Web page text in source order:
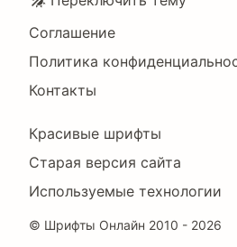
Соглашение
Политика
Контакты
Footer
Right
Красивые шрифты
Старая версия сайта
Используемые технологии
© Шрифты Онлайн 2010 - 2026